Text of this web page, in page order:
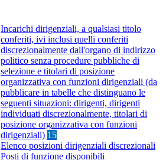
Incarichi dirigenziali, a qualsiasi titolo
conferiti, ivi inclusi quelli conferiti
discrezionalmente dall'organo di indirizzo
politico senza procedure pubbliche di
selezione e titolari di posizione
organizzativa con funzioni dirigenziali (da
pubblicare in tabelle che distinguano le
seguenti situazioni: dirigenti, dirigenti
individuati discrezionalmente, titolari di
posizione organizzativa con funzioni
dirigenziali) 15
Elenco posizioni dirigenziali discrezionali
Posti di funzione disponibili